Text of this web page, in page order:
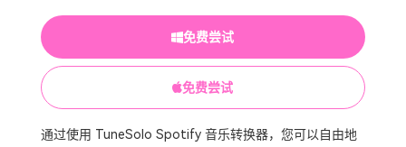
免费尝试
免费尝试
通过使用 TuneSolo Spotify 音乐转换器，您可以自由地